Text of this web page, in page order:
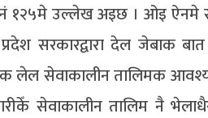
१२५मे उल्लेख अइछ । ओइ ऐनमे
सरकारद्वारा देल जेबाक
लेल सेवाकालीन तालिमक
सेवाकालीन तालिम नै